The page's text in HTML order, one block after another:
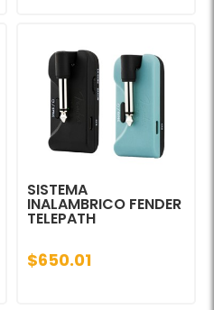
SISTEMA
INALAMBRICO FENDER
TELEPATH
$650.01